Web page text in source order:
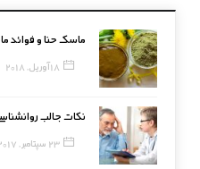
ماسک حنا و فوائد
18 آوریل, 2018
نکات جالب
23 سپتامبر, 2017